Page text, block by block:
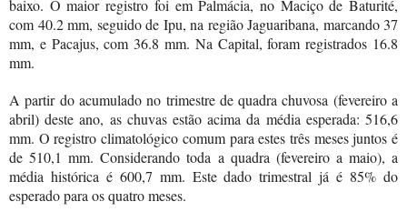
baixo. O maior registro foi em Palmácia, no Maciço de Baturité,
com 40.2 mm, seguido de Ipu, na região Jaguaribana, marcando 37
mm, e Pacajus, com 36.8 mm. Na Capital, foram registrados 16.8
mm.
A partir do acumulado no trimestre de quadra chuvosa (fevereiro a
abril) deste ano, as chuvas estão acima da média esperada: 516,6
mm. O registro climatológico comum para estes três meses juntos é
de 510,1 mm. Considerando toda a quadra (fevereiro a maio), a
média histórica é 600,7 mm. Este dado trimestral já é 85% do
esperado para os quatro meses.